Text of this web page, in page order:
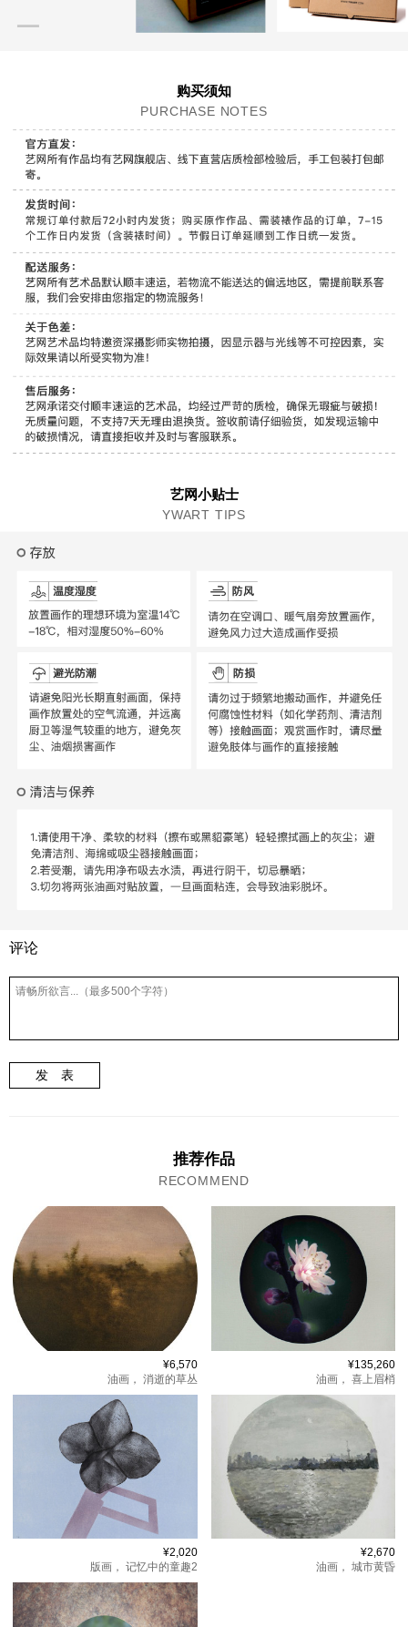
购买须知
PURCHASE NOTES
艺网小贴士
YWART TIPS
评论
发 表
推荐作品
RECOMMEND
¥6,570
油画， 消逝的草丛
¥135,260
油画， 喜上眉梢
¥2,020
版画， 记忆中的童趣2
¥2,670
油画， 城市黄昏